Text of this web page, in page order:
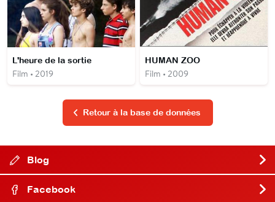
L'heure de la sortie
Film • 2019
HUMAN ZOO
Film • 2009
Retour à la base de données
Blog
Facebook